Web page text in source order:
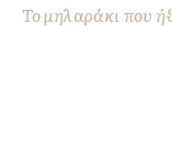
Το μηλαράκι που